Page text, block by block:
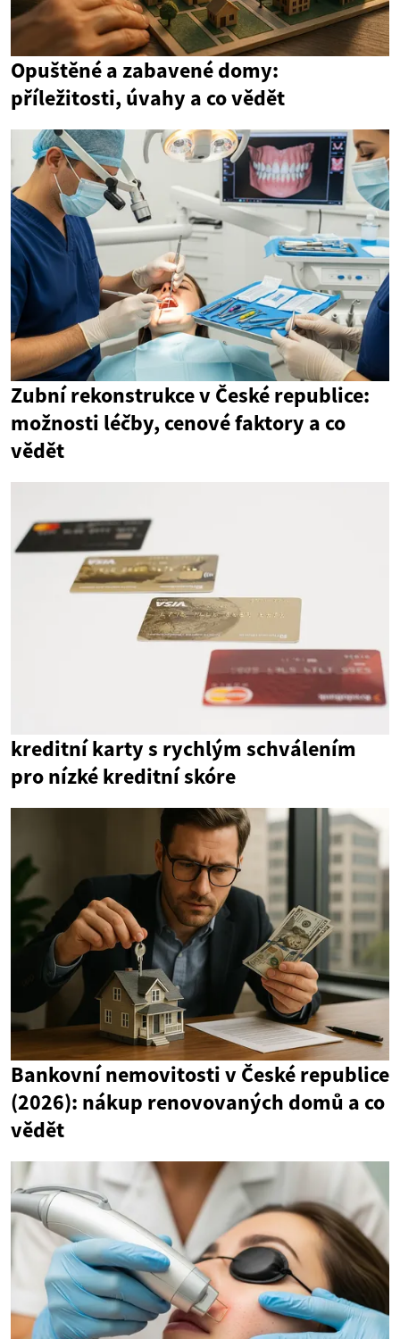
Opuštěné a zabavené domy:
příležitosti, úvahy a co vědět
Zubní rekonstrukce v České republice:
možnosti léčby, cenové faktory a co
vědět
kreditní karty s rychlým schválením
pro nízké kreditní skóre
Bankovní nemovitosti v České republice
(2026): nákup renovovaných domů a co
vědět